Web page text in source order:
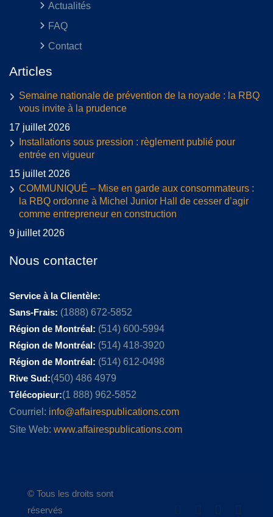
Actualités
FAQ
Contact
Articles
Semaine nationale de prévention de la noyade : la RBQ
vous invite à la prudence
17 juillet 2026
Installations sous pression : règlement publié pour
entrée en vigueur
15 juillet 2026
COMMUNIQUÉ – Mise en garde aux consommateurs :
la RBQ ordonne à Michel Junior Hall de cesser d’agir
comme entrepreneur en construction
9 juillet 2026
Nous contacter
Service à la Clientèle:
Sans-Frais: (1888) 672-5852
Région de Montréal: (514) 600-5994
Région de Montréal: (514) 418-3920
Région de Montréal: (514) 612-0498
Rive Sud:(450) 486 4979
Télécopieur:(1 888) 962-5852
Courriel: info@affairespublications.com
Site Web: www.affairespublications.com
© Tous les droits sont
réservés